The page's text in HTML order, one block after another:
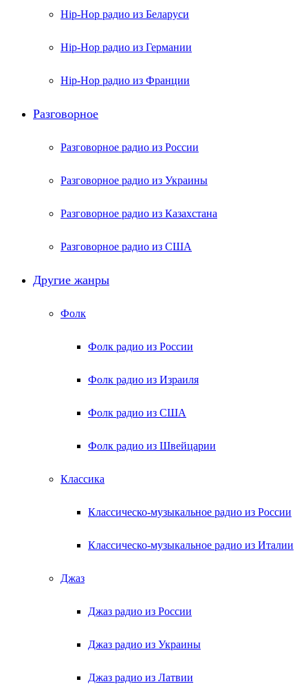
Hip-Hop радио из Беларуси
Hip-Hop радио из Германии
Hip-Hop радио из Франции
Разговорное
Разговорное радио из России
Разговорное радио из Украины
Разговорное радио из Казахстана
Разговорное радио из США
Другие жанры
Фолк
Фолк радио из России
Фолк радио из Израиля
Фолк радио из США
Фолк радио из Швейцарии
Классика
Классическо-музыкальное радио из России
Классическо-музыкальное радио из Италии
Джаз
Джаз радио из России
Джаз радио из Украины
Джаз радио из Латвии